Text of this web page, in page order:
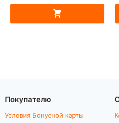
Покупателю
Условия Бонусной карты